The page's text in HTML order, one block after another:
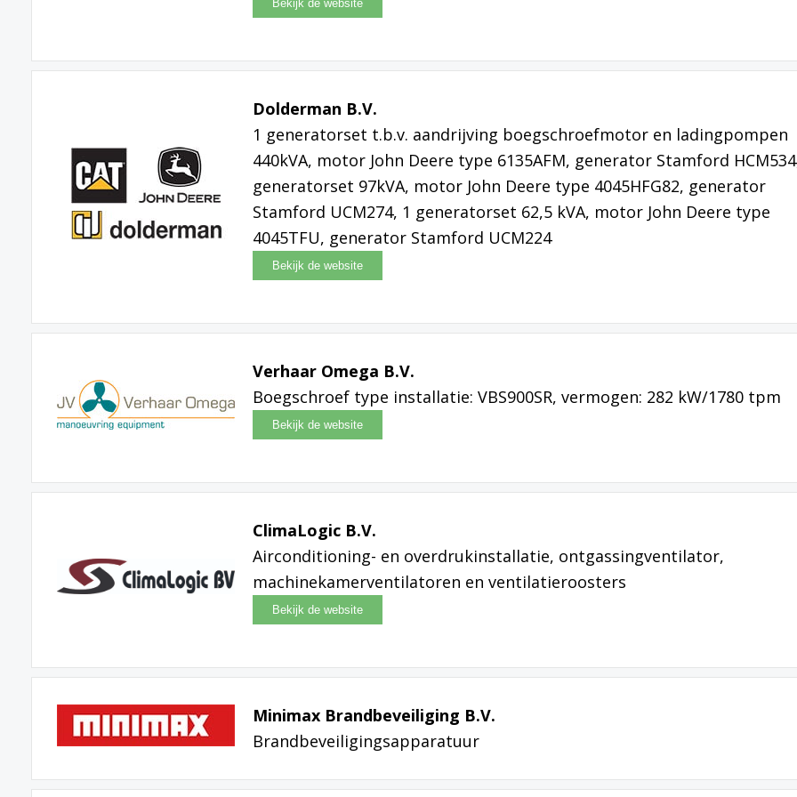
Dolderman B.V.
1 generatorset t.b.v. aandrijving boegschroefmotor en ladingpompen
440kVA, motor John Deere type 6135AFM, generator Stamford
generatorset 97kVA, motor John Deere type 4045HFG82, generator
Stamford UCM274, 1 generatorset 62,5 kVA, motor John Deere type
4045TFU, generator Stamford UCM224
Verhaar Omega B.V.
Boegschroef type installatie: VBS900SR, vermogen: 282 kW/1780 tpm
ClimaLogic B.V.
Airconditioning- en overdrukinstallatie, ontgassingventilator,
machinekamerventilatoren en ventilatieroosters
Minimax Brandbeveiliging B.V.
Brandbeveiligingsapparatuur